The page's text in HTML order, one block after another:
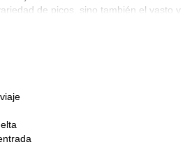
de picos, sino también el vasto y
aventuraremos hacia
40 minutos
6 horas
en este viaje estén en